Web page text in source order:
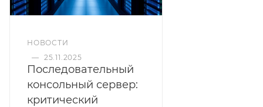
НОВОСТИ
— 25.11.2025
Последовательный
консольный сервер:
критический